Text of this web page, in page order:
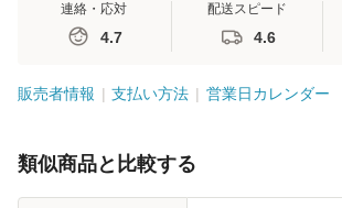
連絡・応対
4.7
配送スピード
4.6
販売者情報 支払い方法 営業日カレンダー
類似商品と比較する